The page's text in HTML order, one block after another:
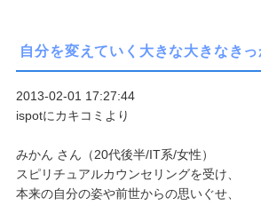
自分を変えていく大きな大きなき
2013-02-01 17:27:44
ispotにカキコミより
みかん さん（20代後半/IT系/女性）
スピリチュアルカウンセリングを受け、
本来の自分の姿や前世からの思いぐせ、